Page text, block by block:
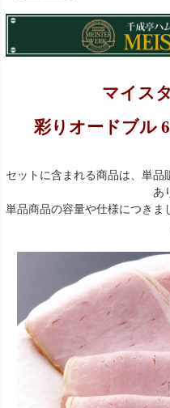
マイス
彩りオードブル
セットに含まれる商品は、単
あ
単品商品の容量や仕様につきま